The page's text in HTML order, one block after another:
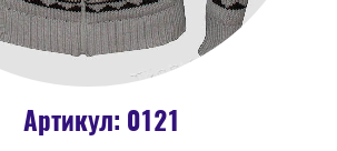
Артикул: 0121